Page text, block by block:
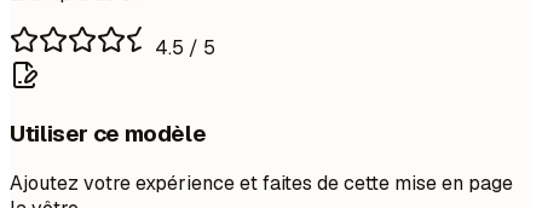
4.5 / 5
Utiliser ce modèle
Ajoutez votre expérience et faites de cette mise en page